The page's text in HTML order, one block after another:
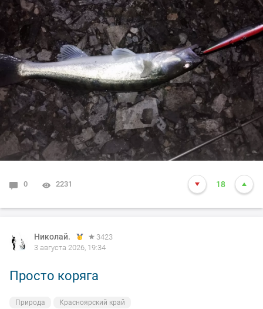
Второго поймал на воблер,когда уже хотел
сворачиваться, время было 2-10 ночи,вот на нём я и
завершил (ночное рандеву)!
Ну а вам Друзья желаю НХНЧ и клёвых рыбалок!
С уважением Шнивовод!🤝
0 2231 18
Николай.
3423
3 августа 2026, 19:34
Просто коряга
Природа Красноярский край